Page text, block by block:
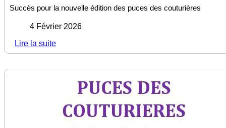
Succès pour la nouvelle édition des puces des couturières
4 Février 2026
Lire la suite